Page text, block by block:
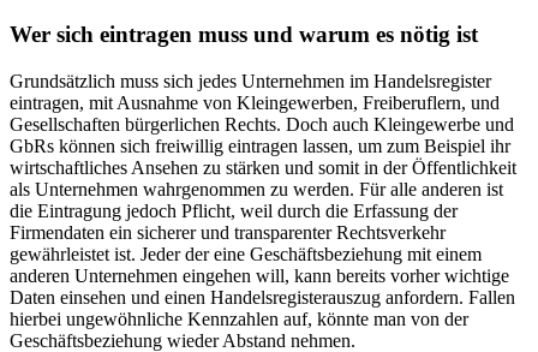
Wer sich eintragen muss und warum es nötig ist
Grundsätzlich muss sich jedes Unternehmen im Handelsregister
eintragen, mit Ausnahme von Kleingewerben, Freiberuflern, und
Gesellschaften bürgerlichen Rechts. Doch auch Kleingewerbe und
GbRs können sich freiwillig eintragen lassen, um zum Beispiel ihr
wirtschaftliches Ansehen zu stärken und somit in der Öffentlichkeit
als Unternehmen wahrgenommen zu werden. Für alle anderen ist
die Eintragung jedoch Pflicht, weil durch die Erfassung der
Firmendaten ein sicherer und transparenter Rechtsverkehr
gewährleistet ist. Jeder der eine Geschäftsbeziehung mit einem
anderen Unternehmen eingehen will, kann bereits vorher wichtige
Daten einsehen und einen Handelsregisterauszug anfordern. Fallen
hierbei ungewöhnliche Kennzahlen auf, könnte man von der
Geschäftsbeziehung wieder Abstand nehmen.